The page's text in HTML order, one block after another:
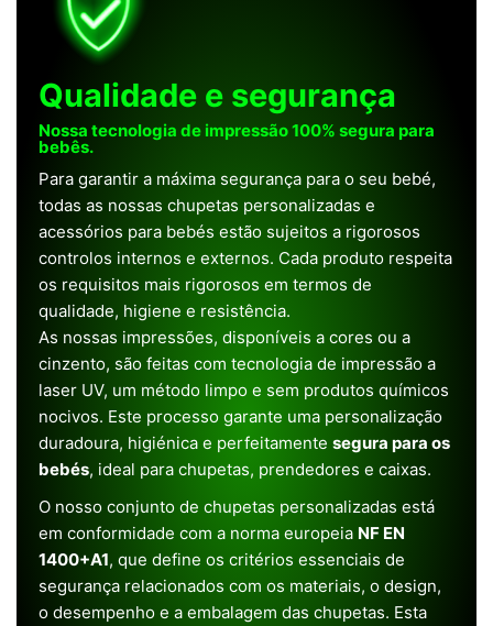
Qualidade e segurança
Nossa tecnologia de impressão 100% segura para
bebês.
Para garantir a máxima segurança para o seu bebé,
todas as nossas chupetas personalizadas e
acessórios para bebés estão sujeitos a rigorosos
controlos internos e externos. Cada produto respeita
os requisitos mais rigorosos em termos de
qualidade, higiene e resistência.
As nossas impressões, disponíveis a cores ou a
cinzento, são feitas com tecnologia de impressão a
laser UV, um método limpo e sem produtos químicos
nocivos. Este processo garante uma personalização
duradoura, higiénica e perfeitamente segura para os
bebés, ideal para chupetas, prendedores e caixas.
O nosso conjunto de chupetas personalizadas está
em conformidade com a norma europeia NF EN
1400+A1, que define os critérios essenciais de
segurança relacionados com os materiais, o design,
o desempenho e a embalagem das chupetas. Esta